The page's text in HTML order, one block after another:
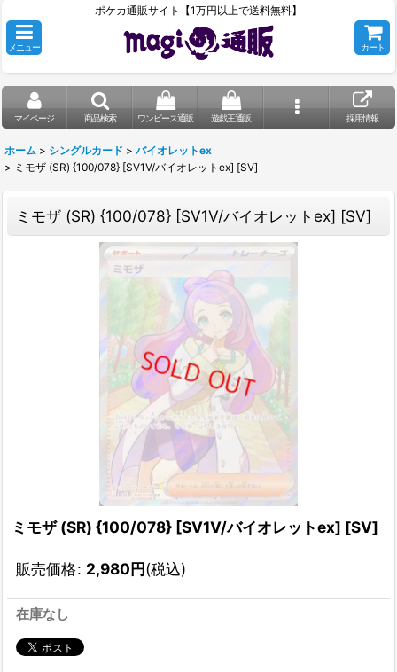
ポケカ通販サイト【1万円以上で送料無料】
メニュー カート
マイページ 商品検索 ワンピース通販 遊戯王通販 採用情報
ホーム > シングルカード > バイオレットex
> ミモザ (SR) {100/078} [SV1V/バイオレットex] [SV]
ミモザ (SR) {100/078} [SV1V/バイオレットex] [SV]
ミモザ (SR) {100/078} [SV1V/バイオレットex] [SV]
販売価格: 2,980円(税込)
在庫なし